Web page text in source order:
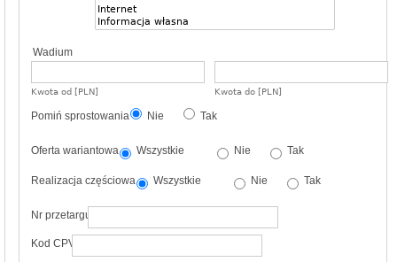
Wadium
Kwota od [PLN] Kwota do [PLN]
Pomiń sprostowania Nie Tak
Oferta wariantowa Wszystkie Nie Tak
Realizacja częściowa Wszystkie Nie Tak
Nr przetargu
Kod CPV